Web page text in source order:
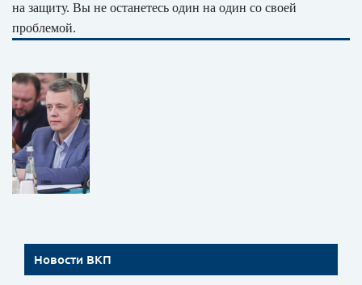
на защиту. Вы не останетесь один на один со своей
проблемой.
Новости ВКП